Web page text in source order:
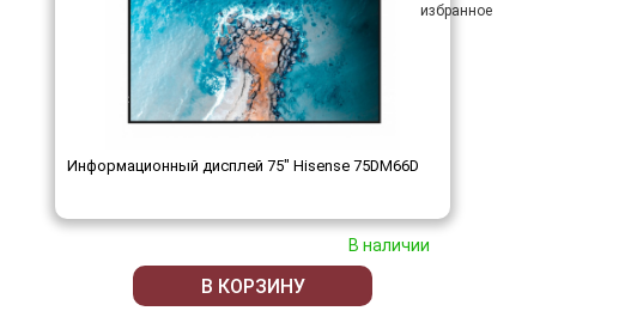
Информационный дисплей 75" Hisense 75DM66D
В наличии
В КОРЗИНУ